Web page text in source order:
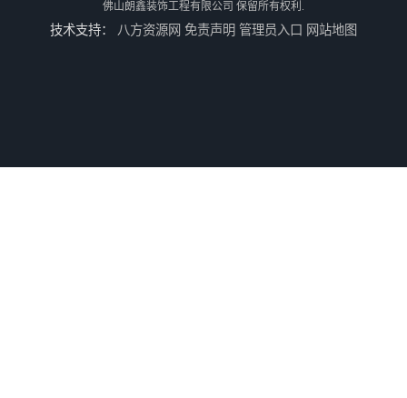
佛山朗鑫装饰工程有限公司 保留所有权利.
技术支持： 八方资源网 免责声明 管理员入口 网站地图